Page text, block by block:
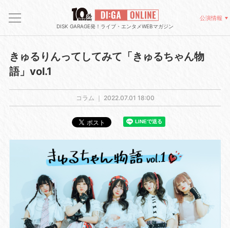
DISK GARAGE発！ライブ・エンタメWEBマガジン
公演情報
きゅるりんってしてみて「きゅるちゃん物
語」vol.1
コラム ｜ 2022.07.01 18:00